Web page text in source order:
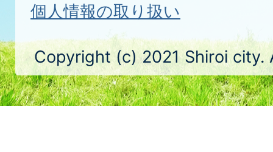
個人情報の取り扱い
Copyright (c) 2021 Shiroi city.